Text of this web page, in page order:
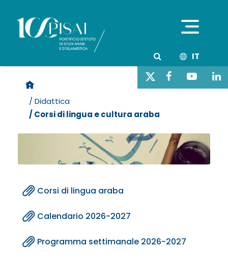
IT
/ Didattica
/ Corsi di lingua e cultura araba
Corsi di lingua araba
Calendario 2026-2027
Programma settimanale 2026-2027